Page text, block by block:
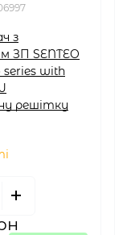
з
ЗП SENTEO
with
решітку